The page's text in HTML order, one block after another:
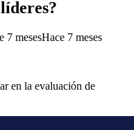
7 mesesHace 7 meses
en la evaluación de